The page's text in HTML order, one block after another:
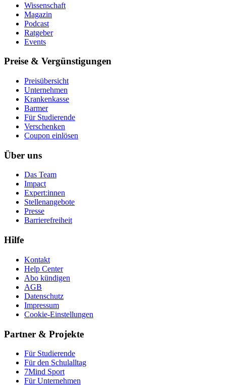
Wissenschaft
Magazin
Podcast
Ratgeber
Events
Preise & Vergünstigungen
Preisübersicht
Unternehmen
Krankenkasse
Barmer
Für Studierende
Ver­schen­ken
Coupon einlösen
Über uns
Das Team
Impact
Expert:innen
Stellenangebote
Presse
Barrierefreiheit
Hilfe
Kontakt
Help Center
Abo kündigen
AGB
Datenschutz
Impressum
Cookie-Einstellungen
Partner & Projekte
Für Stu­die­rende
Für den Schulalltag
7Mind Sport
Für Unter­neh­men